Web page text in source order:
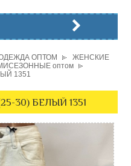
ОПТОМ
ЖЕНСКИЕ
оптом
1351
30) БЕЛЫЙ 1351